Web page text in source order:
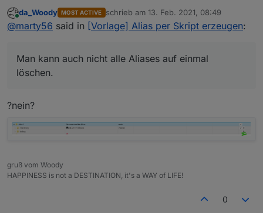
deshalb ja meine Anfrage :-(
Aber ja, es gibt durchaus Problemstellungen, wo ich
alle neuanlegen will.
Online
da_Woody MOST ACTIVE schrieb am 13. Feb. 2021, 08:49
zuletzt editiert von
@marty56 said in [Vorlage] Alias per Skript erzeugen:
Man kann auch nicht alle Aliases auf einmal
löschen.
?nein?
gruß vom Woody
HAPPINESS is not a DESTINATION, it's a WAY of LIFE!
0